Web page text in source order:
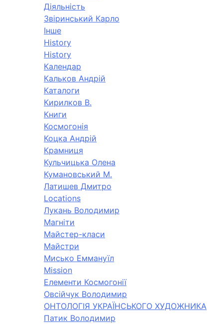
Діяльність
Звіринський Карло
Інше
History
History
Календар
Кальков Андрій
Каталоги
Кирилков В.
Книги
Космогонія
Коцка Андрій
Крамниця
Кульчицька Олена
Кумановський М.
Латишев Дмитро
Locations
Лукань Володимир
Магніти
Майстер-класи
Майстри
Мисько Еммануїл
Mission
Елементи Космогонії
Овсійчук Володимир
ОНТОЛОГІЯ УКРАЇНСЬКОГО ХУДОЖНИКА
Патик Володимир